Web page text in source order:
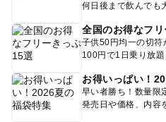
何日後まで飲んでも
全国のお得なフ
子供50円均一の切符
100円で1日乗り放題
お得いっぱい！
早い者勝ち！数量限
発売日や価格、内容